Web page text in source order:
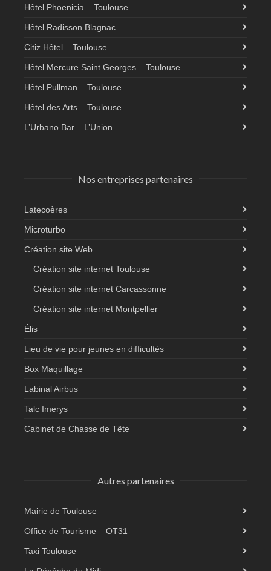
Hôtel Phoenicia – Toulouse
Hôtel Radisson Blagnac
Citiz Hôtel – Toulouse
Hôtel Mercure Saint Georges – Toulouse
Hôtel Pullman – Toulouse
Hôtel des Arts – Toulouse
L’Urbano Bar – L’Union
Nos entreprises partenaires
Latecoères
Microturbo
Création site Web
Création site internet Toulouse
Création site internet Carcassonne
Création site internet Montpellier
Élis
Lieu de vie pour jeunes en difficultés
Box Maquillage
Labinal Airbus
Talc Imerys
Cabinet de Chasse de Tête
Autres partenaires
Mairie de Toulouse
Office de Tourisme – OT31
Taxi Toulouse